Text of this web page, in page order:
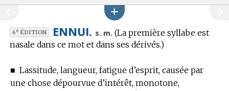
6eÉDITION ENNUI. s. m. (La première syllabe est
nasale dans ce mot et dans ses dérivés.)
■ Lassitude, langueur, fatigue d’esprit, causée par
une chose dépourvue d’intérêt, monotone,